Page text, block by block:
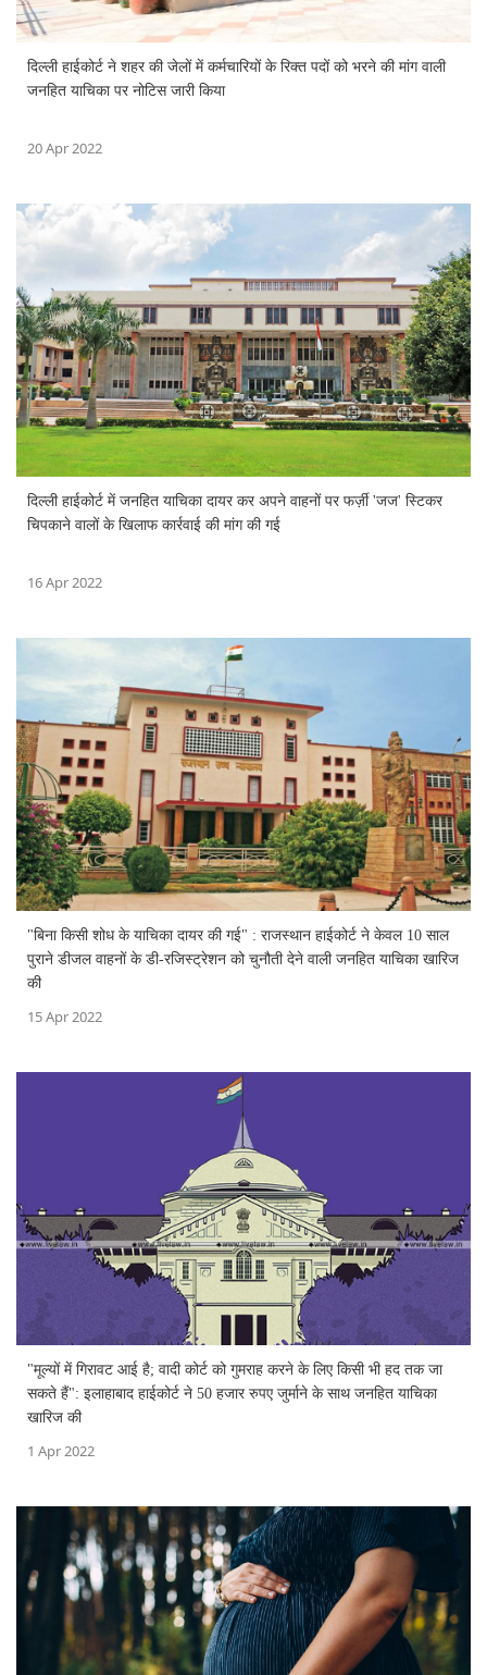
दिल्ली हाईकोर्ट ने शहर की जेलों में कर्मचारियों के रिक्त पदों को भरने की मांग वाली
जनहित याचिका पर नोटिस जारी किया
20 Apr 2022
दिल्ली हाईकोर्ट में जनहित याचिका दायर कर अपने वाहनों पर फर्ज़ी 'जज' स्टिकर
चिपकाने वालों के खिलाफ कार्रवाई की मांग की गई
16 Apr 2022
"बिना किसी शोध के याचिका दायर की गई" : राजस्थान हाईकोर्ट ने केवल 10 साल
पुराने डीजल वाहनों के डी-रजिस्ट्रेशन को चुनौती देने वाली जनहित याचिका खारिज
की
15 Apr 2022
"मूल्यों में गिरावट आई है; वादी कोर्ट को गुमराह करने के लिए किसी भी हद तक जा
सकते हैं": इलाहाबाद हाईकोर्ट ने 50 हजार रुपए जुर्माने के साथ जनहित याचिका
खारिज की
1 Apr 2022